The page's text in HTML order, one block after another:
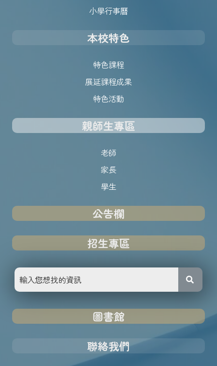
小學行事曆
本校特色
特色課程
展延課程成果
特色活動
親師生專區
老師
家長
學生
公告欄
招生專區
圖書館
聯絡我們